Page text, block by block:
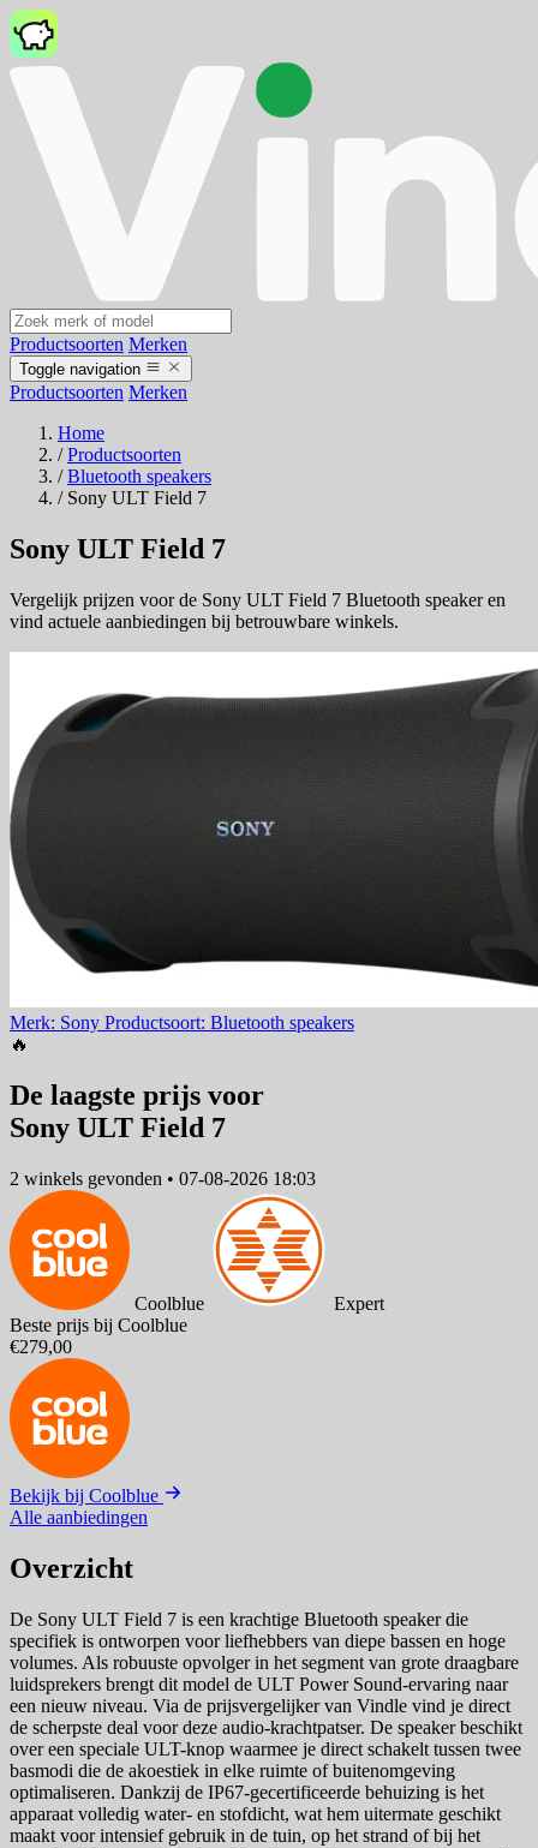
Productsoorten Merken
Toggle navigation
Productsoorten Merken
Home
/ Productsoorten
/ Bluetooth speakers
/ Sony ULT Field 7
Sony ULT Field 7
Vergelijk prijzen voor de Sony ULT Field 7 Bluetooth speaker en
vind actuele aanbiedingen bij betrouwbare winkels.
Merk: Sony Productsoort: Bluetooth speakers
🔥
De laagste prijs voor
Sony ULT Field 7
2 winkels gevonden • 07-08-2026 18:03
Coolblue
Expert
Beste prijs bij Coolblue
€279,00
Bekijk bij Coolblue
Alle aanbiedingen
Overzicht
De Sony ULT Field 7 is een krachtige Bluetooth speaker die
specifiek is ontworpen voor liefhebbers van diepe bassen en hoge
volumes. Als robuuste opvolger in het segment van grote draagbare
luidsprekers brengt dit model de ULT Power Sound-ervaring naar
een nieuw niveau. Via de prijsvergelijker van Vindle vind je direct
de scherpste deal voor deze audio-krachtpatser. De speaker beschikt
over een speciale ULT-knop waarmee je direct schakelt tussen twee
basmodi die de akoestiek in elke ruimte of buitenomgeving
optimaliseren. Dankzij de IP67-gecertificeerde behuizing is het
apparaat volledig water- en stofdicht, wat hem uitermate geschikt
maakt voor intensief gebruik in de tuin, op het strand of bij het